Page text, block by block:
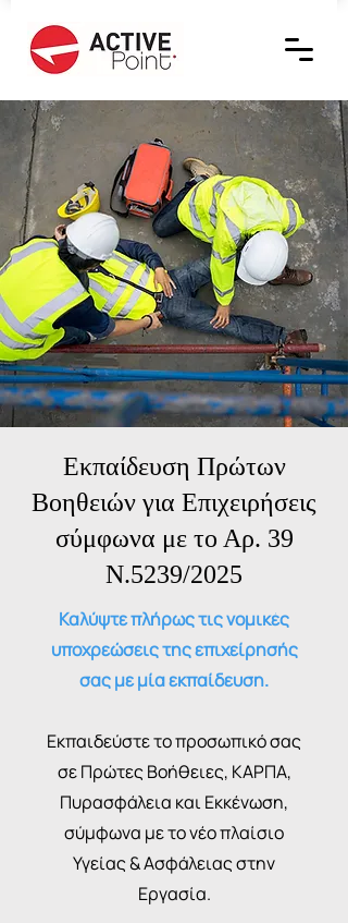
Εκπαίδευση Πρώτων
Βοηθειών για Επιχειρήσεις
σύμφωνα με το Αρ. 39
Ν.5239/2025
Καλύψτε πλήρως τις νομικές
υποχρεώσεις της επιχείρησής
σας με μία εκπαίδευση.
Εκπαιδεύστε το προσωπικό σας
σε Πρώτες Βοήθειες, ΚΑΡΠΑ,
Πυρασφάλεια και Εκκένωση,
σύμφωνα με το νέο πλαίσιο
Υγείας & Ασφάλειας στην
Εργασία.